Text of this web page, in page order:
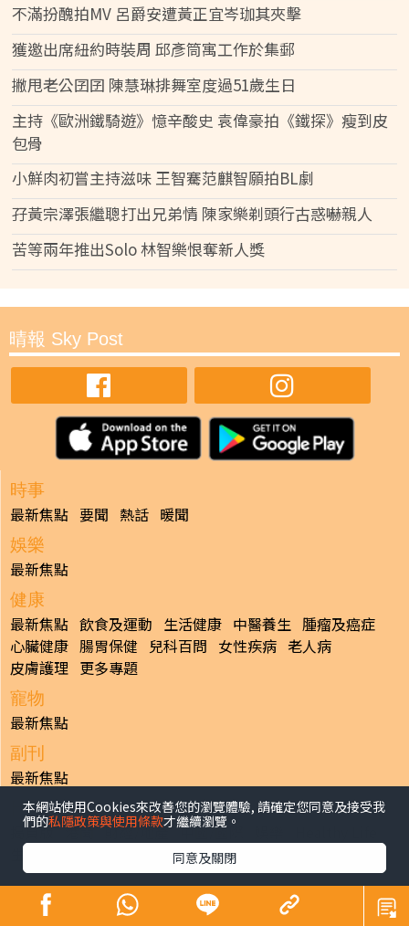
不滿扮醜拍MV 呂爵安遭黃正宜岑珈其夾擊
獲邀出席紐約時裝周 邱彥筒寓工作於集郵
撇甩老公囝囝 陳慧琳排舞室度過51歲生日
主持《歐洲鐵騎遊》憶辛酸史 袁偉豪拍《鐵探》瘦到皮
包骨
小鮮肉初嘗主持滋味 王智騫范麒智願拍BL劇
孖黃宗澤張繼聰打出兄弟情 陳家樂剃頭行古惑嚇親人
苦等兩年推出Solo 林智樂恨奪新人獎
晴報 Sky Post
時事
最新焦點 要聞 熱話 暖聞
娛樂
最新焦點
健康
最新焦點 飲食及運動 生活健康 中醫養生 腫瘤及癌症
心臟健康 腸胃保健 兒科百問 女性疾病 老人病
皮膚護理 更多專題
寵物
最新焦點
副刊
最新焦點
日報
揭頁版 港聞 財經/地產 中國/國際
生活副刊
體育 專題/人物
香港經濟日報版權所有©2026
本網站使用Cookies來改善您的瀏覽體驗, 請確定您同意及接受我
們的私隱政策與使用條款才繼續瀏覽。
同意及關閉